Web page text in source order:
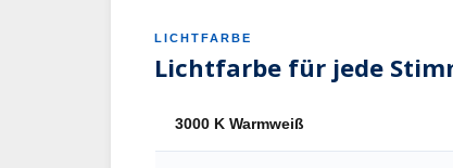
LICHTFARBE
Lichtfarbe für jede
3000 K Warmweiß